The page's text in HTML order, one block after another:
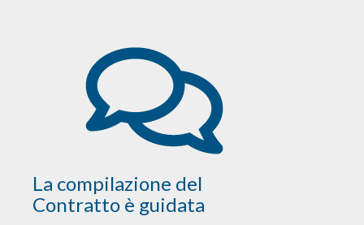
La compilazione del
Contratto è guidata